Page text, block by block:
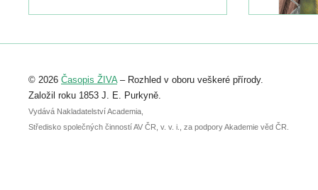
Registrovat se můžete do 6. září.
abstraktu přihlášené přednášky nebo
posteru je už 30. června.
© 2026 Časopis ŽIVA– Rozhled v oboru veškeré přírody.
Založil roku 1853 J. E. Purkyně.
Vydává Nakladatelství Academia,
Středisko společných činností AV ČR, v. v. i., za podpory Akademie věd ČR.